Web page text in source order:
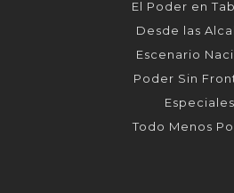
El Poder en
Desde las
Escenario
Poder Sin
Especiales
Todo Menos